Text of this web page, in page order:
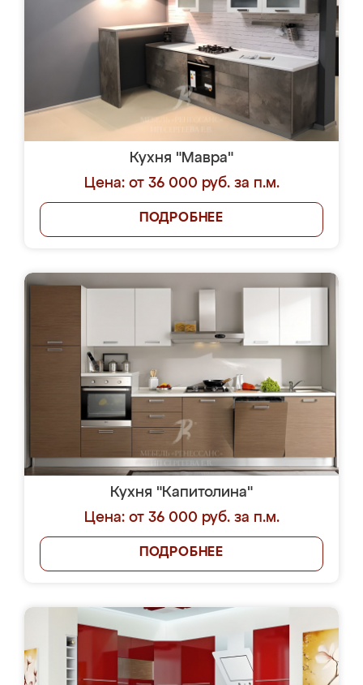
Кухня "Мавра"
Цена: от 36 000 руб. за п.м.
ПОДРОБНЕЕ
Кухня "Капитолина"
Цена: от 36 000 руб. за п.м.
ПОДРОБНЕЕ